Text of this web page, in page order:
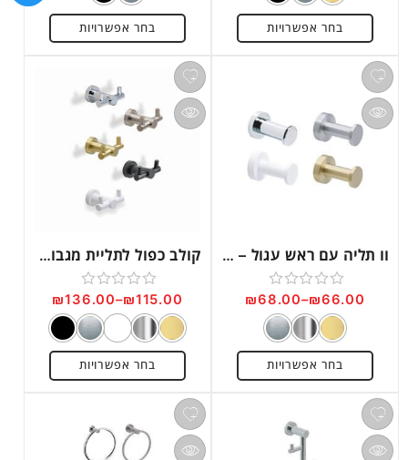
מתוך
5
בחר אפשרויות
מתוך
5
בחר אפשרויות
וו תליה עם ראש עגול – Rondo דגם RO11
דורג
0
מתוך
5
₪66.00
–
₪68.00
בחר אפשרויות
קולב כפול לתליית מגבות – Rondo דגם RO12
דורג
0
מתוך
5
₪115.00
–
₪136.00
בחר אפשרויות